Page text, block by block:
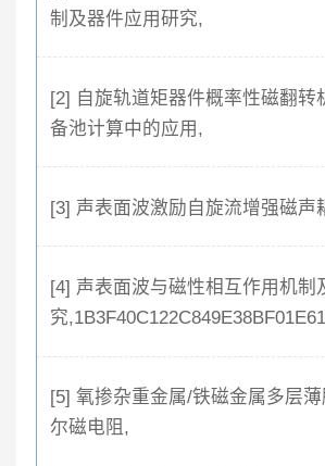
制及器件应用研究,
[2] 自旋轨道矩器件概率性磁翻转
备池计算中的应用,
[3] 声表面波激励自旋流增强磁声
[4] 声表面波与磁性相互作用机制
究
[5] 氧掺杂重金属/铁磁金属多层
尔磁电阻,